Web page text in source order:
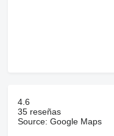
4.6
35 reseñas
Source: Google Maps